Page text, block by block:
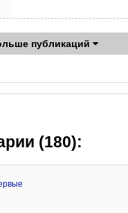
публикаций
(180):